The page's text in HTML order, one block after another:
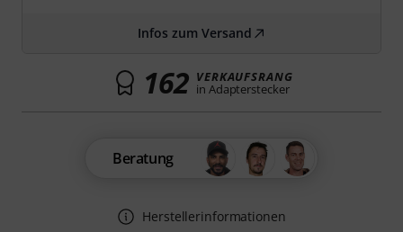
Infos zum Versand
162 VERKAUFSRANG
in Adapterstecker
Beratung
Herstellerinformationen